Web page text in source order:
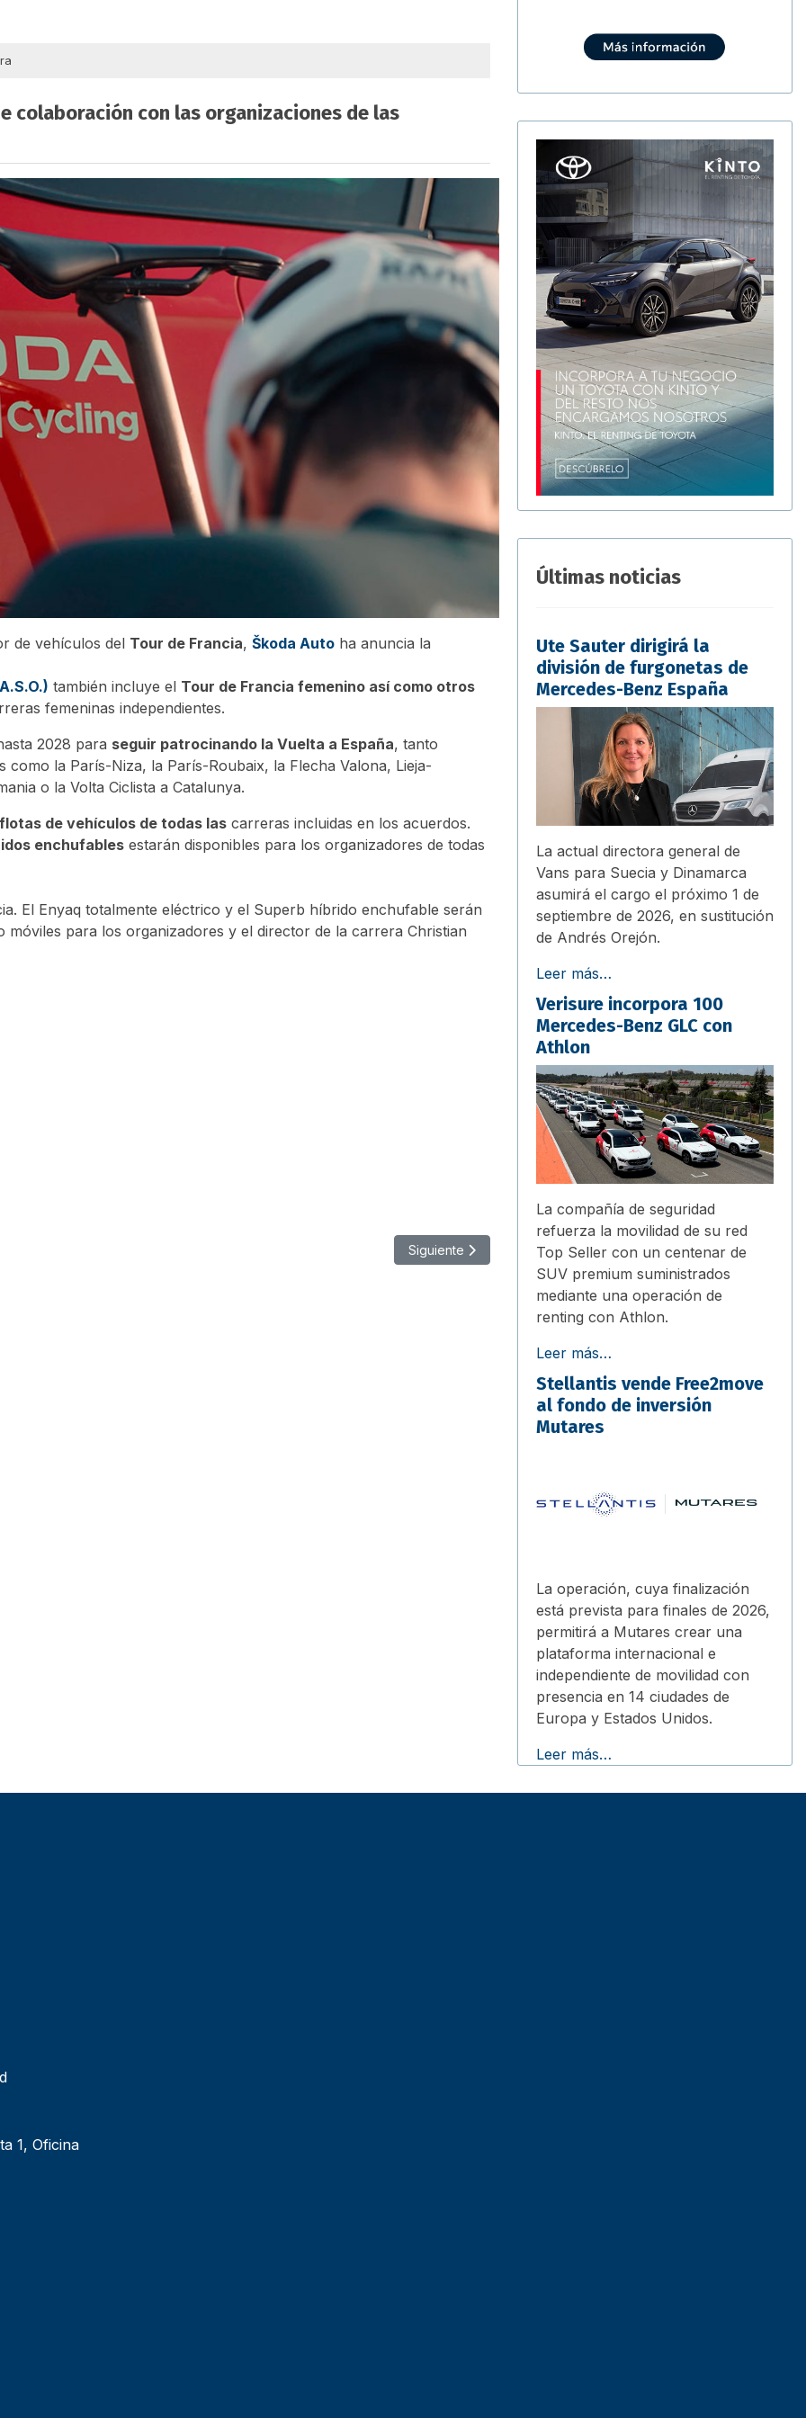
colaboración con las organizaciones de las
de vehículos del Tour de Francia, Škoda Auto ha anuncia la
también incluye el Tour de Francia femenino así como otros
femeninas independientes.
2028 para seguir patrocinando la Vuelta a España, tanto
la París-Niza, la París-Roubaix, la Flecha Valona, Lieja-
o la Volta Ciclista a Catalunya.
de vehículos de todas las carreras incluidas en los acuerdos.
enchufables estarán disponibles para los organizadores de todas
El Enyaq totalmente eléctrico y el Superb híbrido enchufable serán
para los organizadores y el director de la carrera Christian
el mercado de ocasión Artículo siguiente: Cupra y el FC Barcelona amplían su acuerdo
Siguiente
Últimas noticias
Ute Sauter dirigirá la
división de furgonetas de
Mercedes-Benz España
La actual directora general de
Vans para Suecia y Dinamarca
asumirá el cargo el próximo 1 de
septiembre de 2026, en sustitución
de Andrés Orejón.
Leer más…
Verisure incorpora 100
Mercedes-Benz GLC con
Athlon
La compañía de seguridad
refuerza la movilidad de su red
Top Seller con un centenar de
SUV premium suministrados
mediante una operación de
renting con Athlon.
Leer más…
Stellantis vende Free2move
al fondo de inversión
Mutares
La operación, cuya finalización
está prevista para finales de 2026,
permitirá a Mutares crear una
plataforma internacional e
independiente de movilidad con
presencia en 14 ciudades de
Europa y Estados Unidos.
Leer más…
1, Oficina